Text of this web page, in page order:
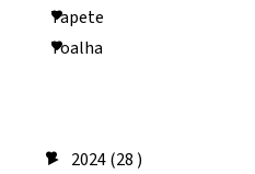
Tapete
Toalha
► 2024(28 )